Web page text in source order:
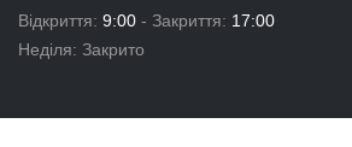
Відкриття: 9:00 - Закриття: 17:00
Неділя: Закрито